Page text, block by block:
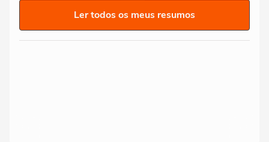
Ler todos os meus resumos